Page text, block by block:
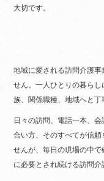
大切です。
地域に愛される訪問介護
せん。一人ひとりの暮ら
族、関係職種、地域へと丁
日々の訪問、電話一本、
合い方、そのすべてが信
せんが、毎日の現場の中
に必要とされ続ける訪問